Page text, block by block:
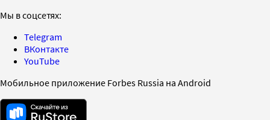
Мы в соцсетях:
Telegram
ВКонтакте
YouTube
Мобильное приложение Forbes Russia на Android